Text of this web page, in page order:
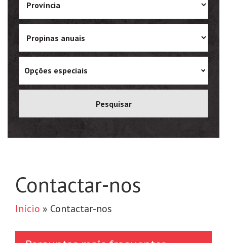
Vietnamese
Opções especiais
Contactar-nos
Início » Contactar-nos